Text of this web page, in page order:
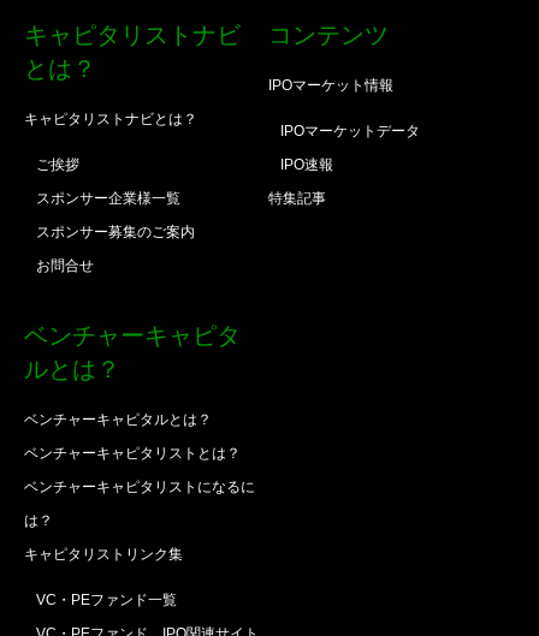
キャピタリストナビ
とは？
キャピタリストナビとは？
ご挨拶
スポンサー企業様一覧
スポンサー募集のご案内
お問合せ
コンテンツ
IPOマーケット情報
IPOマーケットデータ
IPO速報
特集記事
ベンチャーキャピタ
ルとは？
ベンチャーキャピタルとは？
ベンチャーキャピタリストとは？
ベンチャーキャピタリストになるに
は？
キャピタリストリンク集
VC・PEファンド一覧